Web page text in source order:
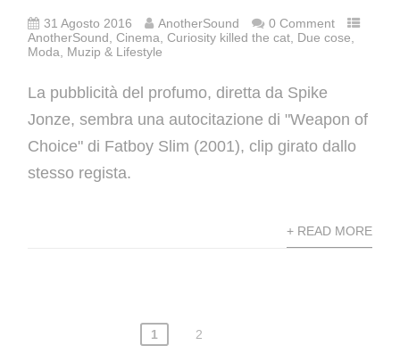
31 Agosto 2016 AnotherSound
0 Comment
AnotherSound ,Cinema ,Curiosity killed the cat Due cose
Moda
Muzip & Lifestyle
La pubblicità del profumo, diretta da Spike
Jonze, sembra una autocitazione di "Weapon of
Choice" di Fatboy Slim (2001), clip girato dallo
stesso regista.
+ READ MORE
Paginazione1 2